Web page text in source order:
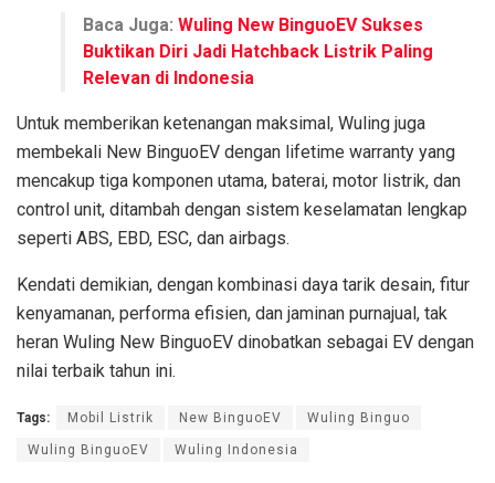
Baca Juga: Wuling New BinguoEV Sukses
Buktikan Diri Jadi Hatchback Listrik Paling
Relevan di Indonesia
Untuk memberikan ketenangan maksimal, Wuling juga
membekali New BinguoEV dengan lifetime warranty yang
mencakup tiga komponen utama, baterai, motor listrik, dan
control unit, ditambah dengan sistem keselamatan lengkap
seperti ABS, EBD, ESC, dan airbags.
Kendati demikian, dengan kombinasi daya tarik desain, fitur
kenyamanan, performa efisien, dan jaminan purnajual, tak
heran Wuling New BinguoEV dinobatkan sebagai EV dengan
nilai terbaik tahun ini.
Tags: Mobil Listrik New BinguoEV Wuling Binguo
Wuling BinguoEV Wuling Indonesia